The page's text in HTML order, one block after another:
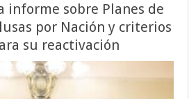
informe sobre Planes de
por Nación y criterios
su reactivación